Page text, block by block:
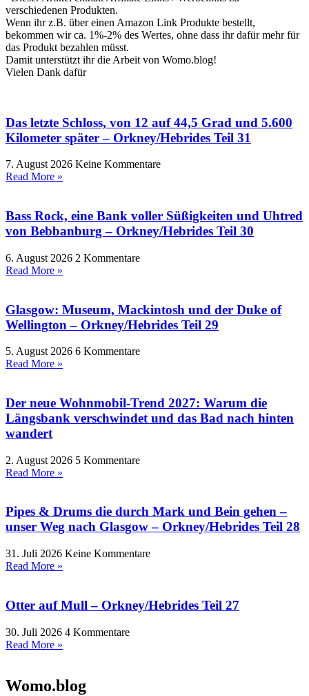
verschiedenen Produkten.
Wenn ihr z.B. über einen Amazon Link Produkte bestellt,
bekommen wir ca. 1%-2% des Wertes, ohne dass ihr dafür mehr für
das Produkt bezahlen müsst.
Damit unterstützt ihr die Arbeit von Womo.blog!
Vielen Dank dafür
Das letzte Schloss, von 12 auf 44,5 Grad und 5.600
Kilometer später – Orkney/Hebrides Teil 31
7. August 2026 Keine Kommentare
Read More »
Bass Rock, eine Bank voller Süßigkeiten und Uhtred
von Bebbanburg – Orkney/Hebrides Teil 30
6. August 2026 2 Kommentare
Read More »
Glasgow: Museum, Mackintosh und der Duke of
Wellington – Orkney/Hebrides Teil 29
5. August 2026 6 Kommentare
Read More »
Der neue Wohnmobil-Trend 2027: Warum die
Längsbank verschwindet und das Bad nach hinten
wandert
2. August 2026 5 Kommentare
Read More »
Pipes & Drums die durch Mark und Bein gehen –
unser Weg nach Glasgow – Orkney/Hebrides Teil 28
31. Juli 2026 Keine Kommentare
Read More »
Otter auf Mull – Orkney/Hebrides Teil 27
30. Juli 2026 4 Kommentare
Read More »
Womo.blog